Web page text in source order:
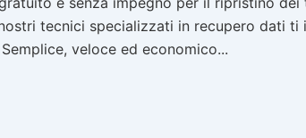
tecnici specializzati in recupero dati ti
veloce ed economico...